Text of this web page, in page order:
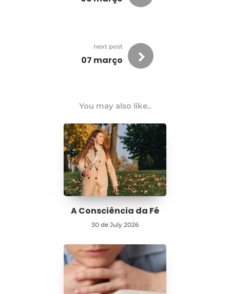
next post
07 março
You may also like..
A Consciência da Fé
30 de July 2026